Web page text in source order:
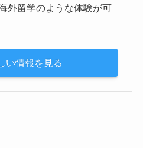
外留学のような体験が可
い情報を見る